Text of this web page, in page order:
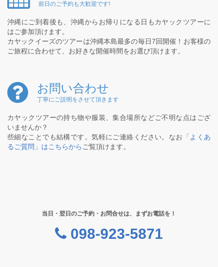
前日のご予約も大歓迎です!
沖縄にご到着後も、沖縄からお帰りになる日もカヤックツアーに
はご参加頂けます。
カヤックイーズのツアーは沖縄本島最多の毎日7回開催！お客様の
ご旅程に合わせて、お好きな開催時間をお選び頂けます。
お問い合わせ
丁寧にご説明をさせて頂きます
カヤックツアーの持ち物や服装、集合場所などご不明な点はござ
いませんか？
些細なことでも結構です。気軽にご連絡ください。なお
「よくあ
るご質問」はこちらから ご覧頂けます。
当日・翌日のご予約・お問合せは、まずお電話を！
098-923-5871